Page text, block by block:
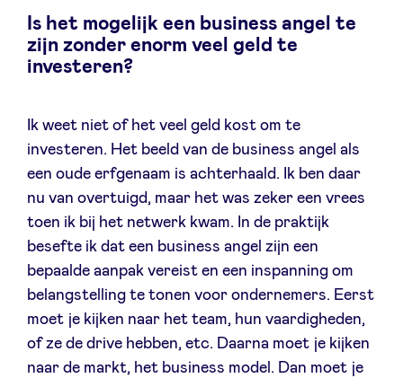
Is het mogelijk een business angel te
zijn zonder enorm veel geld te
investeren?
Ik weet niet of het veel geld kost om te
investeren. Het beeld van de business angel als
een oude erfgenaam is achterhaald. Ik ben daar
nu van overtuigd, maar het was zeker een vrees
toen ik bij het netwerk kwam. In de praktijk
besefte ik dat een business angel zijn een
bepaalde aanpak vereist en een inspanning om
belangstelling te tonen voor ondernemers. Eerst
moet je kijken naar het team, hun vaardigheden,
of ze de drive hebben, etc. Daarna moet je kijken
naar de markt, het business model. Dan moet je